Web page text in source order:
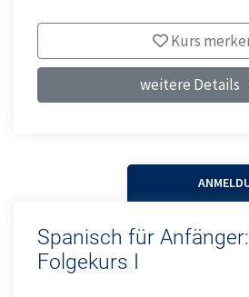
Kurs
weitere Details
Spanisch für
Folgekurs I